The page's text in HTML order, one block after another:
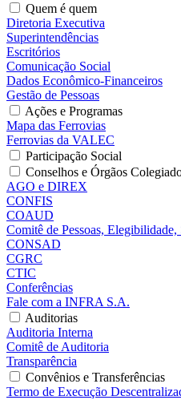
Quem é quem
Diretoria Executiva
Superintendências
Escritórios
Comunicação Social
Dados Econômico-Financeiros
Gestão de Pessoas
Ações e Programas
Mapa das Ferrovias
Ferrovias da VALEC
Participação Social
Conselhos e Órgãos
AGO e DIREX
CONFIS
COAUD
Comitê de Pessoas, Elegibilidade,
CONSAD
CGRC
CTIC
Conferências
Fale com a INFRA S.A.
Auditorias
Auditoria Interna
Comitê de Auditoria
Transparência
Convênios e Transferências
Termo de Execução